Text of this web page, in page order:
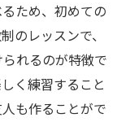
ため、初めての
のレッスンで、
れるのが特徴で
く練習すること
も作ることがで